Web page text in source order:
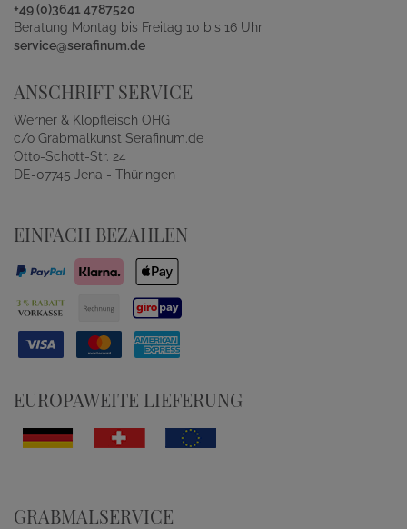
+49 (0)3641 4787520
Beratung Montag bis Freitag 10 bis 16 Uhr
service@serafinum.de
ANSCHRIFT SERVICE
Werner & Klopfleisch OHG
c/o Grabmalkunst Serafinum.de
Otto-Schott-Str. 24
DE-07745 Jena - Thüringen
EINFACH BEZAHLEN
EUROPAWEITE LIEFERUNG
GRABMALSERVICE